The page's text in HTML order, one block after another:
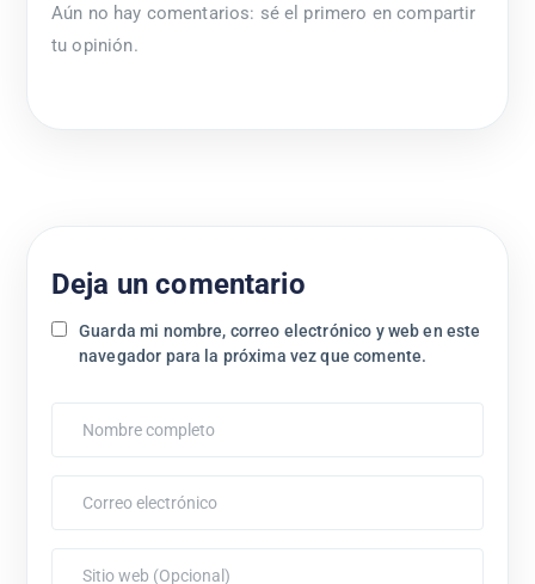
Aún no hay comentarios: sé el primero en compartir
tu opinión.
Deja un comentario
Guarda mi nombre, correo electrónico y web en este
navegador para la próxima vez que comente.